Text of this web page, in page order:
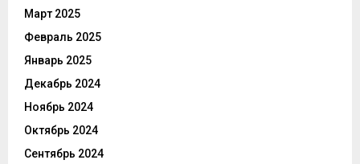
Март 2025
Февраль 2025
Январь 2025
Декабрь 2024
Ноябрь 2024
Октябрь 2024
Сентябрь 2024